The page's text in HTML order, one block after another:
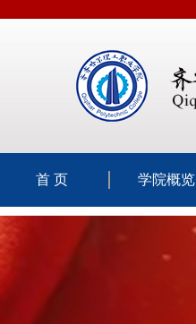
首 页 学院概览